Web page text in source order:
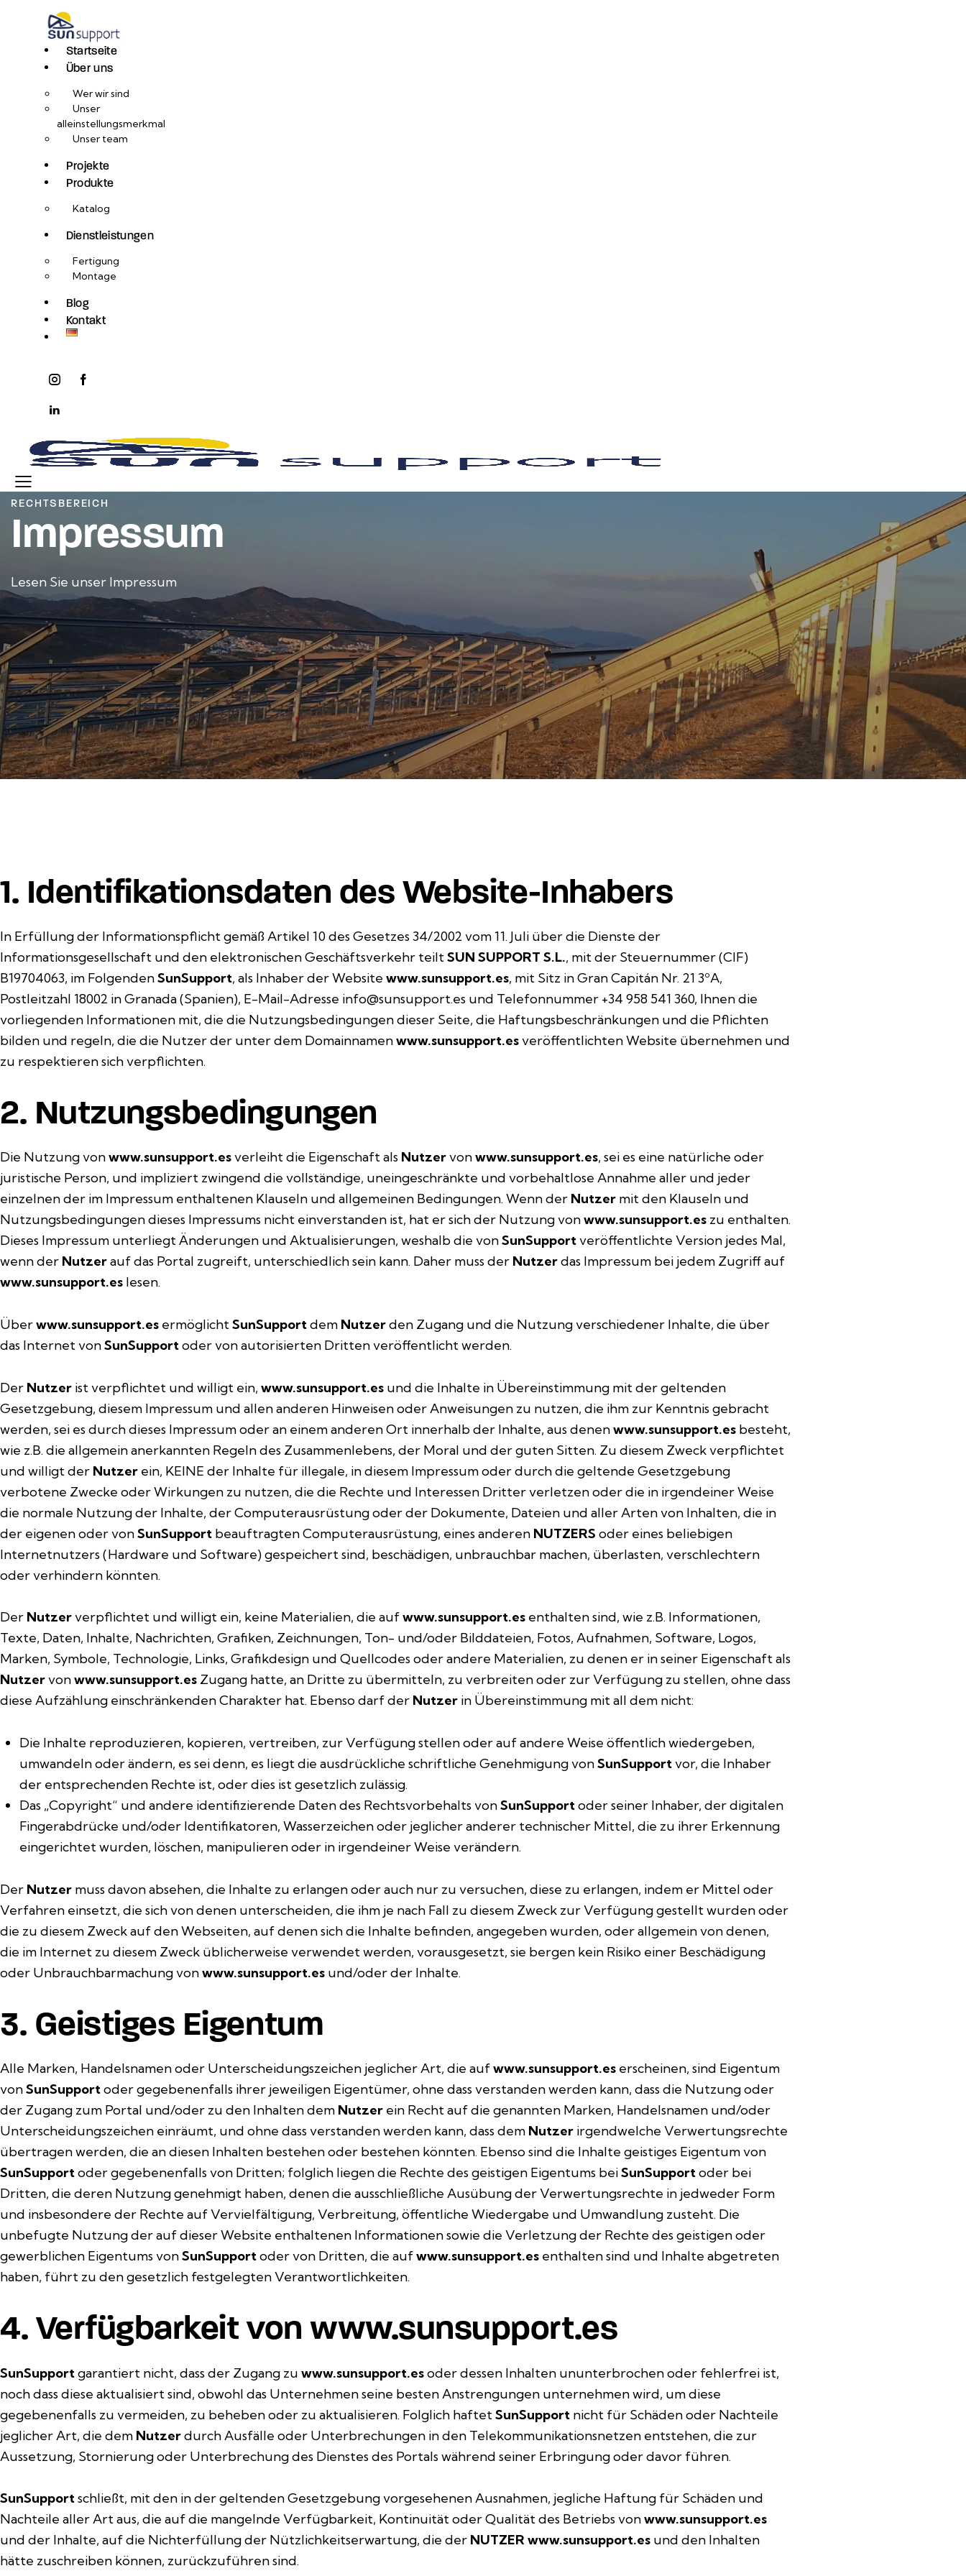
Startseite
Über uns
Wer wir sind
Unser
alleinstellungsmerkmal
Unser team
Projekte
Produkte
Katalog
Dienstleistungen
Fertigung
Montage
Blog
Kontakt
instagramfacebook-
linkedin
RECHTSBEREICH
Impressum
Lesen Sie unser Impressum
1. Identifikationsdaten des Website-Inhabers
In Erfüllung der Informationspflicht gemäß Artikel 10 des Gesetzes 34/2002 vom 11. Juli über die Dienste der
Informationsgesellschaft und den elektronischen Geschäftsverkehr teiltSUN SUPPORT S.L., mit der Steuernummer (CIF)
B19704063, im FolgendenSunSupport, als Inhaber der Website www.sunsupport.es, mit Sitz in Gran Capitán Nr. 21 3ºA,
Postleitzahl 18002 in Granada (Spanien), E-Mail-Adresse info@sunsupport.es und Telefonnummer +34 958 541 360, Ihnen die
vorliegenden Informationen mit, die die Nutzungsbedingungen dieser Seite, die Haftungsbeschränkungen und die Pflichten
bilden und regeln, die die Nutzer der unter dem Domainnamenwww.sunsupport.esveröffentlichten Website übernehmen und
zu respektieren sich verpflichten.
2. Nutzungsbedingungen
Die Nutzung vonwww.sunsupport.esverleiht die Eigenschaft als Nutzervonwww.sunsupport.es, sei es eine natürliche oder
juristische Person, und impliziert zwingend die vollständige, uneingeschränkte und vorbehaltlose Annahme aller und jeder
einzelnen der im Impressum enthaltenen Klauseln und allgemeinen Bedingungen. Wenn der Nutzer mit den Klauseln und
Nutzungsbedingungen dieses Impressums nicht einverstanden ist, hat er sich der Nutzung vonwww.sunsupport.es zu enthalten.
Dieses Impressum unterliegt Änderungen und Aktualisierungen, weshalb die vonSunSupportveröffentlichte Version jedes Mal,
wenn der Nutzerauf das Portal zugreift, unterschiedlich sein kann. Daher muss der Nutzerdas Impressum bei jedem Zugriff auf
www.sunsupport.es lesen.
Überwww.sunsupport.es ermöglichtSunSupportdem Nutzerden Zugang und die Nutzung verschiedener Inhalte, die über
das Internet vonSunSupportoder von autorisierten Dritten veröffentlicht werden.
Der Nutzer ist verpflichtet und willigt ein, www.sunsupport.es und die Inhalte in Übereinstimmung mit der geltenden
Gesetzgebung, diesem Impressum und allen anderen Hinweisen oder Anweisungen zu nutzen, die ihm zur Kenntnis gebracht
werden, sei es durch dieses Impressum oder an einem anderen Ort innerhalb der Inhalte, aus denenwww.sunsupport.es besteht,
wie z.B. die allgemein anerkannten Regeln des Zusammenlebens, der Moral und der guten Sitten. Zu diesem Zweck verpflichtet
und willigt der Nutzer ein, KEINE der Inhalte für illegale, in diesem Impressum oder durch die geltende Gesetzgebung
verbotene Zwecke oder Wirkungen zu nutzen, die die Rechte und Interessen Dritter verletzen oder die in irgendeiner Weise
die normale Nutzung der Inhalte, der Computerausrüstung oder der Dokumente, Dateien und aller Arten von Inhalten, die in
der eigenen oder vonSunSupport beauftragten Computerausrüstung, eines anderen NUTZERS oder eines beliebigen
Internetnutzers (Hardware und Software) gespeichert sind, beschädigen, unbrauchbar machen, überlasten, verschlechtern
oder verhindern könnten.
Der Nutzerverpflichtet und willigt ein, keine Materialien, die aufwww.sunsupport.es enthalten sind, wie z.B. Informationen,
Texte, Daten, Inhalte, Nachrichten, Grafiken, Zeichnungen, Ton- und/oder Bilddateien, Fotos, Aufnahmen, Software, Logos,
Marken, Symbole, Technologie, Links, Grafikdesign und Quellcodes oder andere Materialien, zu denen er in seiner Eigenschaft als
Nutzervonwww.sunsupport.es Zugang hatte, an Dritte zu übermitteln, zu verbreiten oder zur Verfügung zu stellen, ohne dass
diese Aufzählung einschränkenden Charakter hat. Ebenso darf der Nutzer in Übereinstimmung mit all dem nicht:
Die Inhalte reproduzieren, kopieren, vertreiben, zur Verfügung stellen oder auf andere Weise öffentlich wiedergeben,
umwandeln oder ändern, es sei denn, es liegt die ausdrückliche schriftliche Genehmigung vonSunSupportvor, die Inhaber
der entsprechenden Rechte ist, oder dies ist gesetzlich zulässig.
Das „Copyright“ und andere identifizierende Daten des Rechtsvorbehalts vonSunSupportoder seiner Inhaber, der digitalen
Fingerabdrücke und/oder Identifikatoren, Wasserzeichen oder jeglicher anderer technischer Mittel, die zu ihrer Erkennung
eingerichtet wurden, löschen, manipulieren oder in irgendeiner Weise verändern.
Der Nutzer muss davon absehen, die Inhalte zu erlangen oder auch nur zu versuchen, diese zu erlangen, indem er Mittel oder
Verfahren einsetzt, die sich von denen unterscheiden, die ihm je nach Fall zu diesem Zweck zur Verfügung gestellt wurden oder
die zu diesem Zweck auf den Webseiten, auf denen sich die Inhalte befinden, angegeben wurden, oder allgemein von denen,
die im Internet zu diesem Zweck üblicherweise verwendet werden, vorausgesetzt, sie bergen kein Risiko einer Beschädigung
oder Unbrauchbarmachung vonwww.sunsupport.es und/oder der Inhalte.
3. Geistiges Eigentum
Alle Marken, Handelsnamen oder Unterscheidungszeichen jeglicher Art, die aufwww.sunsupport.es erscheinen, sind Eigentum
vonSunSupportoder gegebenenfalls ihrer jeweiligen Eigentümer, ohne dass verstanden werden kann, dass die Nutzung oder
der Zugang zum Portal und/oder zu den Inhalten dem Nutzer ein Recht auf die genannten Marken, Handelsnamen und/oder
Unterscheidungszeichen einräumt, und ohne dass verstanden werden kann, dass dem Nutzer irgendwelche Verwertungsrechte
übertragen werden, die an diesen Inhalten bestehen oder bestehen könnten. Ebenso sind die Inhalte geistiges Eigentum von
SunSupportoder gegebenenfalls von Dritten; folglich liegen die Rechte des geistigen Eigentums beiSunSupportoder bei
Dritten, die deren Nutzung genehmigt haben, denen die ausschließliche Ausübung der Verwertungsrechte in jedweder Form
und insbesondere der Rechte auf Vervielfältigung, Verbreitung, öffentliche Wiedergabe und Umwandlung zusteht. Die
unbefugte Nutzung der auf dieser Website enthaltenen Informationen sowie die Verletzung der Rechte des geistigen oder
gewerblichen Eigentums vonSunSupportoder von Dritten, die aufwww.sunsupport.es enthalten sind und Inhalte abgetreten
haben, führt zu den gesetzlich festgelegten Verantwortlichkeiten.
4. Verfügbarkeit von www.sunsupport.es
SunSupportgarantiert nicht, dass der Zugang zu www.sunsupport.esoder dessen Inhalten ununterbrochen oder fehlerfrei ist,
noch dass diese aktualisiert sind, obwohl das Unternehmen seine besten Anstrengungen unternehmen wird, um diese
gegebenenfalls zu vermeiden, zu beheben oder zu aktualisieren. Folglich haftet SunSupport nicht für Schäden oder Nachteile
jeglicher Art, die dem Nutzerdurch Ausfälle oder Unterbrechungen in den Telekommunikationsnetzen entstehen, die zur
Aussetzung, Stornierung oder Unterbrechung des Dienstes des Portals während seiner Erbringung oder davor führen.
SunSupportschließt, mit den in der geltenden Gesetzgebung vorgesehenen Ausnahmen, jegliche Haftung für Schäden und
Nachteile aller Art aus, die auf die mangelnde Verfügbarkeit, Kontinuität oder Qualität des Betriebs vonwww.sunsupport.es
und der Inhalte, auf die Nichterfüllung der Nützlichkeitserwartung, die der NUTZER www.sunsupport.es und den Inhalten
hätte zuschreiben können, zurückzuführen sind.